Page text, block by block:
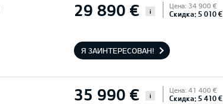
29 890 € i
Цена: 34 900 €
Скидка: 5 010 €
Я ЗАИНТЕРЕСОВАН!
35 990 € i
Цена: 41 400 €
Скидка: 5 410 €